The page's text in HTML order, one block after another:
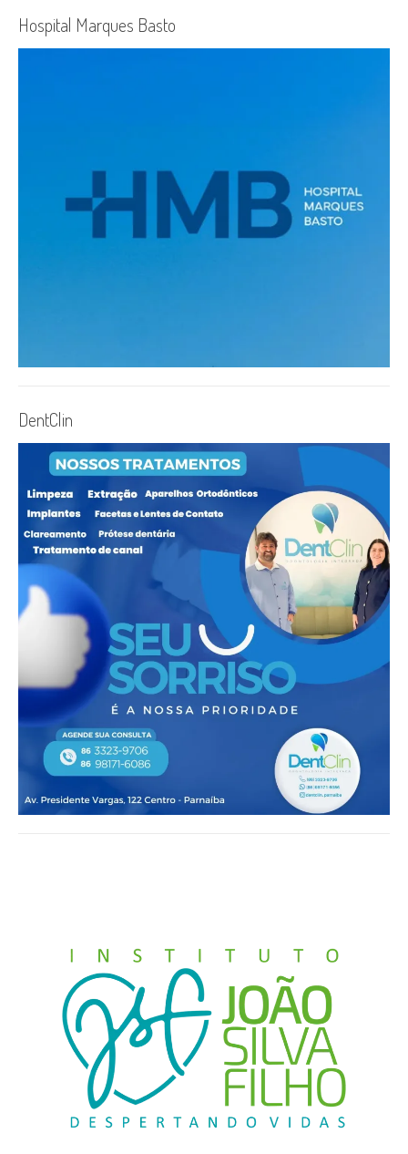
Hospital Marques Basto
DentClin